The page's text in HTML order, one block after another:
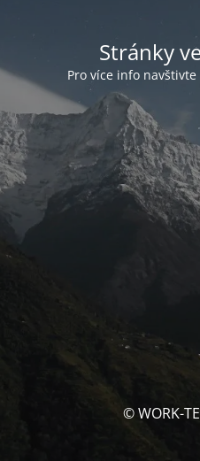
Stránky
Pro více info
© WORK-